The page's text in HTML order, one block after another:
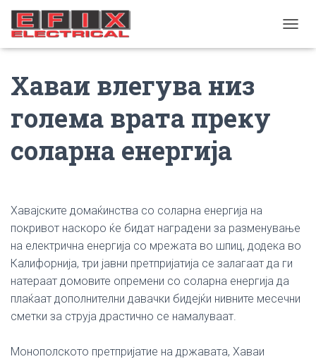
Хаваи влегува низ
голема врата преку
соларна енергија
Хавајските домаќинства со соларна енергија на
покривот наскоро ќе бидат наградени за разменување
на електрична енергија со мрежата во шпиц, додека во
Калифорнија, три јавни претпријатија се залагаат да ги
натераат домовите опремени со соларна енергија да
плаќаат дополнителни давачки бидејќи нивните месечни
сметки за струја драстично се намалуваат.
Монополското претпријатие на државата, Хаваи